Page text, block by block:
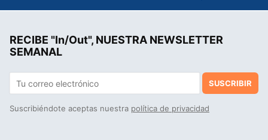
RECIBE "In/Out", NUESTRA NEWSLETTER
SEMANAL
SUSCRIBIR
Suscribiéndote aceptas nuestra política de privacidad